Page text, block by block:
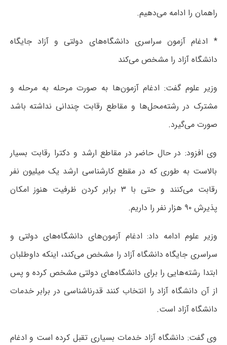
راهمان را ادامه می‌دهیم.
* ادغام آزمون سراسری دانشگاه‌های دولتی و آزاد جایگاه
دانشگاه آزاد را مشخص می‌کند
وزیر علوم گفت: ادغام آزمون‌ها به صورت مرحله به مرحله و
مشترک در رشته‌محل‌ها و مقاطع رقابت چندانی نداشته باشد
صورت می‌گیرد.
وی افزود: در حال حاضر در مقاطع ارشد و دکترا رقابت بسیار
بالاست به طوری که در مقطع کارشناسی ارشد یک میلیون نفر
رقابت می‌کنند و حتی با ۳ برابر کردن ظرفیت هنوز امکان
پذیرش ۹۰ هزار نفر را داریم.
وزیر علوم ادامه داد: ادغام آزمون‌های دانشگاه‌های دولتی و
سراسری جایگاه دانشگاه آزاد را مشخص می‌کند، اینکه داوطلبان
ابتدا رشته‌هایی را برای دانشگاه‌های دولتی مشخص کرده و پس
از آن دانشگاه‌ آزاد را انتخاب کنند قدرناشناسی در برابر خدمات
دانشگاه‌ آزاد است.
وی گفت: دانشگاه آزاد خدمات بسیاری تقبل کرده است و ادغام